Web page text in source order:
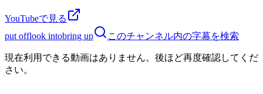
YouTubeで見る
put offlook intobring up このチャンネル内の字幕を検索
現在利用できる動画はありません。後ほど再度確認してくだ
さい。